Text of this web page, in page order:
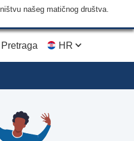
našeg matičnog društva.
Pretraga HR